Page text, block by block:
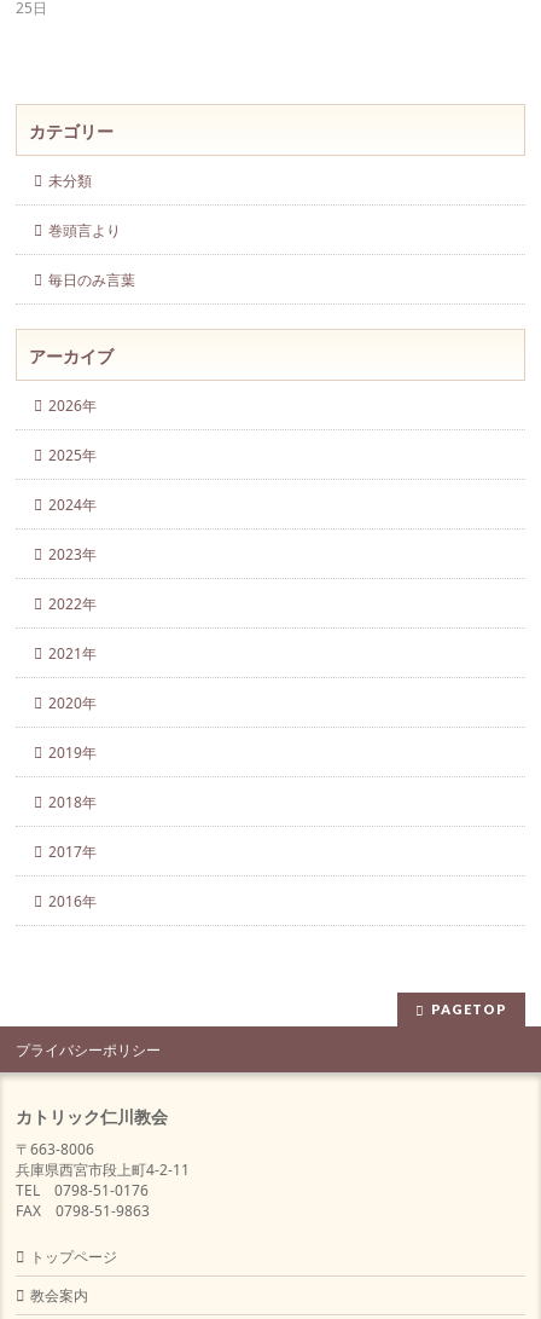
25日
カテゴリー
未分類
巻頭言より
毎日のみ言葉
アーカイブ
2026年
2025年
2024年
2023年
2022年
2021年
2020年
2019年
2018年
2017年
2016年
PAGETOP
プライバシーポリシー
カトリック仁川教会
〒663-8006
兵庫県西宮市段上町4-2-11
TEL 0798-51-0176
FAX 0798-51-9863
トップページ
教会案内